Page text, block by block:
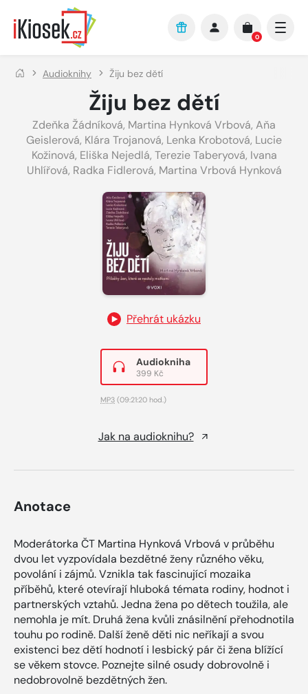
Přejít na hlavní obsah
0
Audioknihy Žiju bez dětí
Žiju bez dětí
Zdeňka Žádníková, Martina Hynková Vrbová, Aňa
Geislerová, Klára Trojanová, Lenka Krobotová, Lucie
Kožinová, Eliška Nejedlá, Terezie Taberyová, Ivana
Uhlířová, Radka Fidlerová, Martina Vrbová Hynková
Přehrát ukázku
Audiokniha
399 Kč
MP3 (09:21:20 hod.)
Jak na audioknihu?
Anotace
Moderátorka ČT Martina Hynková Vrbová v průběhu
dvou let vyzpovídala bezdětné ženy různého věku,
povolání i zájmů. Vznikla tak fascinující mozaika
příběhů, které otevírají hluboká témata rodiny, hodnot i
partnerských vztahů. Jedna žena po dětech toužila, ale
nemohla je mít. Druhá žena kvůli znásilnění přehodnotila
touhu po rodině. Další ženě děti nic neříkají a svou
existenci bez dětí hodnotí i lesbický pár či žena blížící
se věkem stovce. Poznejte silné osudy dobrovolně i
nedobrovolně bezdětných žen.